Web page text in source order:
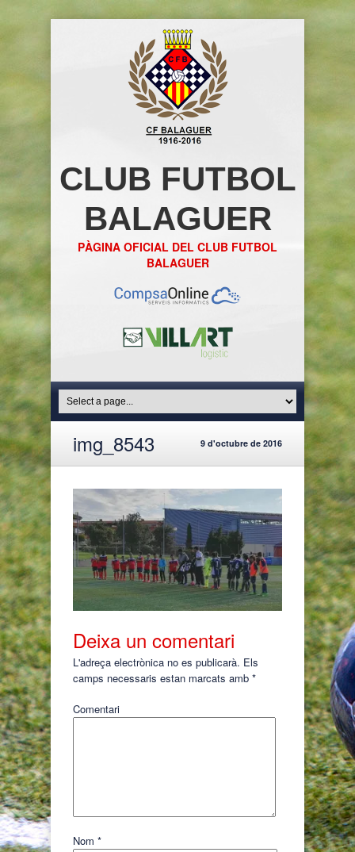
CLUB FUTBOL
BALAGUER
PÀGINA OFICIAL DEL CLUB FUTBOL
BALAGUER
img_8543 9 d'octubre de 2016
Deixa un comentari
L'adreça electrònica no es publicarà. Els
camps necessaris estan marcats amb *
Comentari
Nom *